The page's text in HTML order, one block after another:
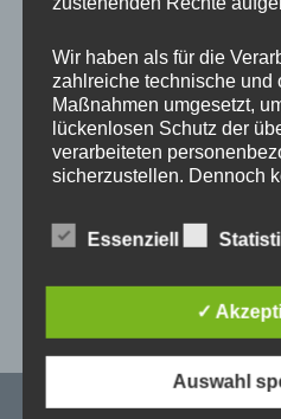
Schleif- Schleif- und
Wir haben als für die
zahlreiche technische und
Maßnahmen umgesetzt,
lückenlosen Schutz der
verarbeiteten
sicherzustellen. Dennoch
Sicherheitslücken
Schutz nicht gewährleistet
frei, personenbezogene
alternativen Wegen,
uns zu übermitteln.
Begriffsbestimmungen
Essenziell
✓
Auswahl